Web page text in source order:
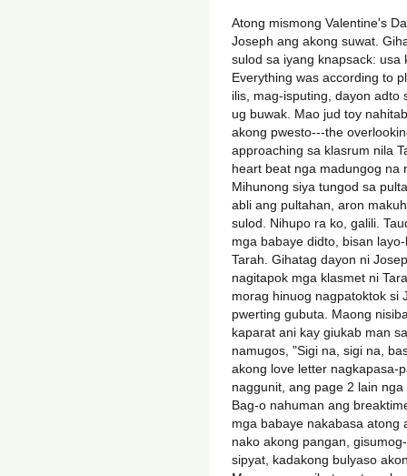
Atong mismong Valentine's
Joseph ang akong suwat.
sulod sa iyang knapsack:
Everything was according to
ilis, mag-isputing, dayon adto
ug buwak. Mao jud toy
akong pwesto---the
approaching sa klasrum nila
heart beat nga madungog na
Mihunong siya tungod sa
abli ang pultahan, aron
sulod. Nihupo ra ko, galili.
mga babaye didto, bisan
Tarah. Gihatag dayon ni
nagitapok mga klasmet ni
morag hinuog nagpatoktok si
pwerting gubuta. Maong
kaparat ani kay giukab man
namugos, "Sigi na, sigi na,
akong love letter nagkapasa-
naggunit, ang page 2 lain
Bag-o nahuman ang
mga babaye nakabasa atong
nako akong pangan,
sipyat, kadakong bulyaso